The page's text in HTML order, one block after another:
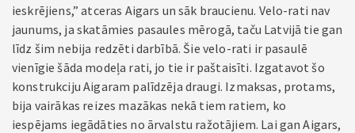
ieskrējiens,” atceras Aigars un sāk braucienu. Velo-rati nav
jaunums, ja skatāmies pasaules mērogā, taču Latvijā tie gan
līdz šim nebija redzēti darbībā. Šie velo-rati ir pasaulē
vienīgie šāda modeļa rati, jo tie ir paštaisīti. Izgatavot šo
konstrukciju Aigaram palīdzēja draugi. Izmaksas, protams,
bija vairākas reizes mazākas nekā tiem ratiem, ko
iespējams iegādāties no ārvalstu ražotājiem. Lai gan Aigars,